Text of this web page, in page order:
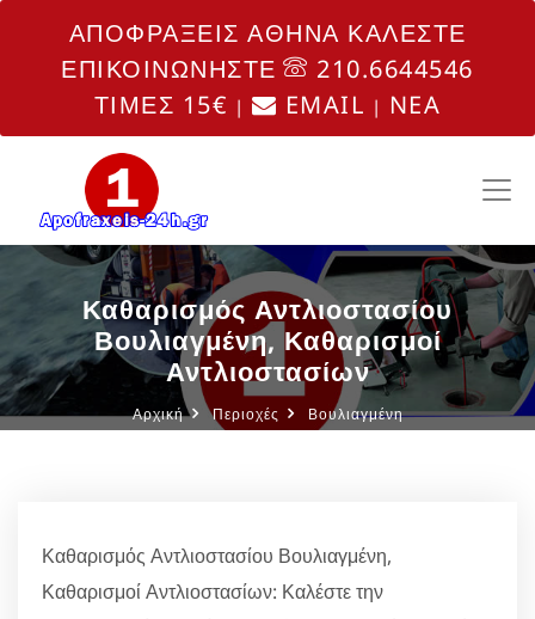
ΑΠΟΦΡΑΞΕΙΣ ΑΘΗΝΑ ΚΑΛΕΣΤΕ
ΕΠΙΚΟΙΝΩΝΗΣΤΕ
210.6644546
ΤΙΜΕΣ 15€ | EMAIL | NEA
Καθαρισμός Αντλιοστασίου
Βουλιαγμένη, Καθαρισμοί
Αντλιοστασίων
Αρχική Περιοχές Βουλιαγμένη
Καθαρισμός Αντλιοστασίου Βουλιαγμένη,
Καθαρισμοί Αντλιοστασίων: Καλέστε την